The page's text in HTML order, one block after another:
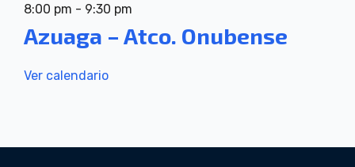
8:00 pm - 9:30 pm
Azuaga – Atco. Onubense
Ver calendario